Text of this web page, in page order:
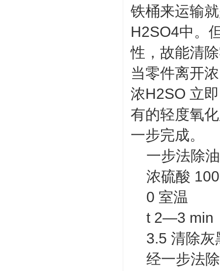
铁桶来运输
H2SO4中。
性，故能清
当零件离开
浓H2SO 立
有的轻度氧
一步完成。
一步法除油
浓硫酸
0 室温
t 2—3 min
3.5 清除灰
经一步法除